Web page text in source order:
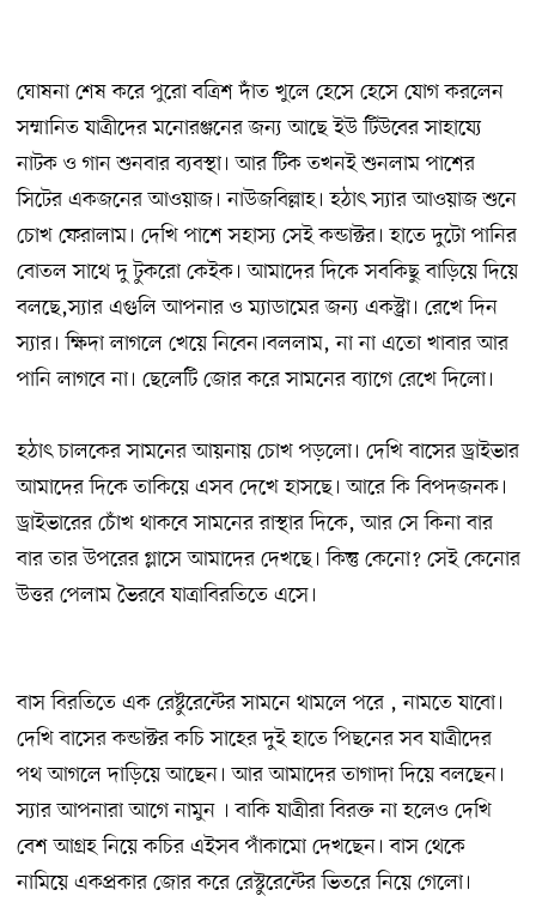
ঘোষনা শেষ করে পুরো বত্রিশ দাঁত খুলে হেসে হেসে যোগ করলেন
সম্মানিত যাত্রীদের মনোরঞ্জনের জন্য আছে ইউ টিউবের সাহায্যে
নাটক ও গান শুনবার ব্যবস্থা। আর টিক তখনই শুনলাম পাশের
সিটের একজনের আওয়াজ। নাউজবিল্লাহ। হঠাৎ স্যার আওয়াজ শুনে
চোখ ফেরালাম। দেখি পাশে সহাস্য সেই কন্ডাক্টর। হাতে দুটো পানির
বোতল সাথে দু টুকরো কেইক। আমাদের দিকে সবকিছু বাড়িয়ে দিয়ে
বলছে,স্যার এগুলি আপনার ও ম্যাডামের জন্য একস্ট্রা। রেখে দিন
স্যার। ক্ষিদা লাগলে খেয়ে নিবেন।বললাম, না না এতো খাবার আর
পানি লাগবে না। ছেলেটি জোর করে সামনের ব্যাগে রেখে দিলো।
হঠাৎ চালকের সামনের আয়নায় চোখ পড়লো। দেখি বাসের ড্রাইভার
আমাদের দিকে তাকিয়ে এসব দেখে হাসছে। আরে কি বিপদজনক।
ড্রাইভারের চোঁখ থাকবে সামনের রাস্থার দিকে, আর সে কিনা বার
বার তার উপরের গ্লাসে আমাদের দেখছে। কিন্তু কেনো? সেই কেনোর
উত্তর পেলাম ভৈরবে যাত্রাবিরতিতে এসে।
বাস বিরতিতে এক রেষ্টুরেন্টের সামনে থামলে পরে , নামতে যাবো।
দেখি বাসের কন্ডাক্টর কচি সাহের দুই হাতে পিছনের সব যাত্রীদের
পথ আগলে দাড়িয়ে আছেন। আর আমাদের তাগাদা দিয়ে বলছেন।
স্যার আপনারা আগে নামুন । বাকি যাত্রীরা বিরক্ত না হলেও দেখি
বেশ আগ্রহ নিয়ে কচির এইসব পাঁকামো দেখছেন। বাস থেকে
নামিয়ে একপ্রকার জোর করে রেস্টুরেন্টের ভিতরে নিয়ে গেলো।